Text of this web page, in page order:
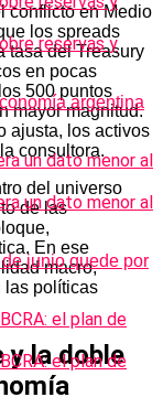
conflicto en Medio
los spreads
tasa del Treasury
en pocas
500 puntos
mayor magnitud.
ajusta, los activos
consultora.
del universo
de las
En ese
macro,
las políticas
y la doble
argentina
junio quede por